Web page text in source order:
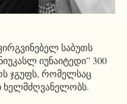
საბუთს
იუნაიტედი” 300
ჯგუფს, რომელსაც
ხელმძღვანელობს.